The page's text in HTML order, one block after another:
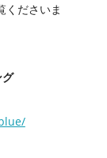
くださいま
グ